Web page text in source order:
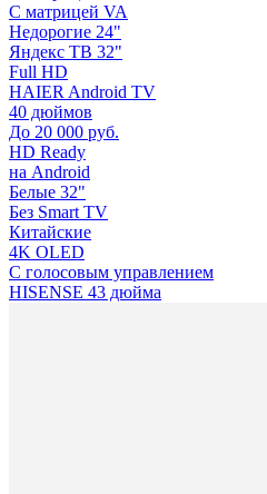
С матрицей VA
Недорогие 24"
Яндекс ТВ 32"
Full HD
HAIER Android TV
40 дюймов
До 20 000 руб.
HD Ready
на Android
Белые 32"
Без Smart TV
Китайские
4K OLED
С голосовым управлением
HISENSE 43 дюйма